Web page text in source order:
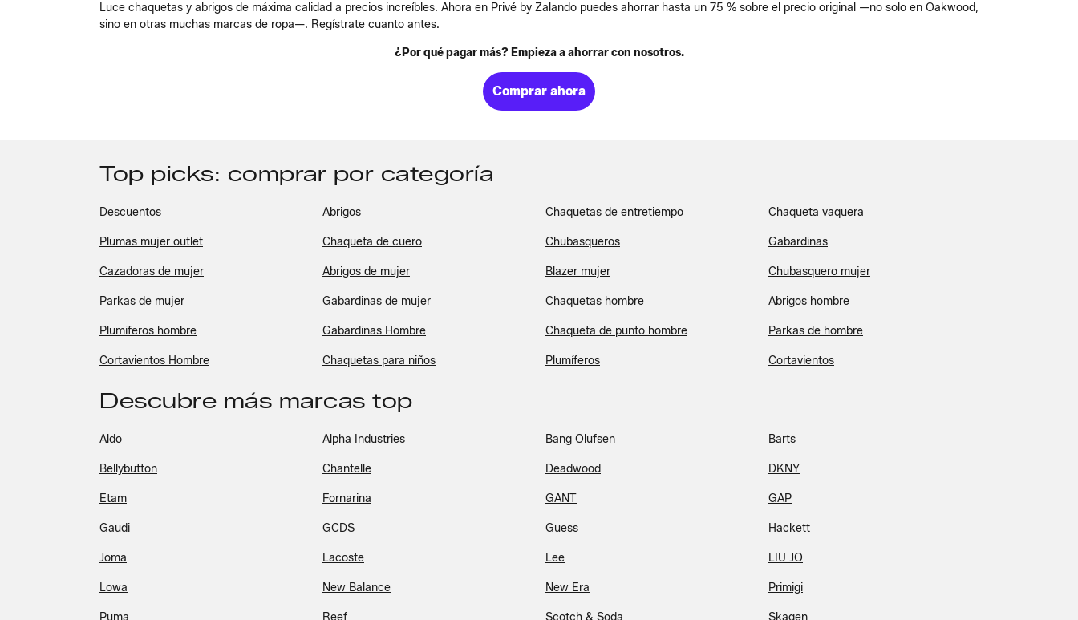
Luce chaquetas y abrigos de máxima calidad a precios increíbles. Ahora en Privé by Zalando puedes ahorrar hasta un 75 % sobre el precio original —no solo en Oakwood,
sino en otras muchas marcas de ropa—. Regístrate cuanto antes.
¿Por qué pagar más? Empieza a ahorrar con nosotros.
Comprar ahora
Top picks: comprar por categoría
Descuentos Abrigos Chaquetas de entretiempo Chaqueta vaquera
Plumas mujer outlet Chaqueta de cuero Chubasqueros Gabardinas
Cazadoras de mujer Abrigos de mujer Blazer mujer Chubasquero mujer
Parkas de mujer Gabardinas de mujer Chaquetas hombre Abrigos hombre
Plumiferos hombre Gabardinas Hombre Chaqueta de punto hombre Parkas de hombre
Cortavientos Hombre Chaquetas para niños Plumíferos Cortavientos
Descubre más marcas top
Aldo Alpha Industries Bang Olufsen Barts
Bellybutton Chantelle Deadwood DKNY
Etam Fornarina GANT GAP
Gaudi GCDS Guess Hackett
Joma Lacoste Lee LIU JO
Lowa New Balance New Era Primigi
Puma Reef Scotch & Soda Skagen